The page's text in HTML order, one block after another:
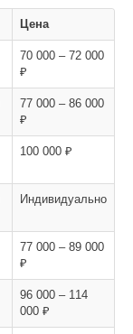
Цена
70 000 – 72 000
₽
77 000 – 86 000
₽
100 000 ₽
Индивидуально
77 000 – 89 000
₽
96 000 – 114
000 ₽